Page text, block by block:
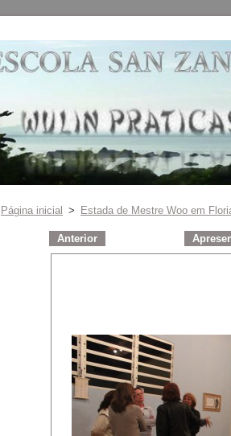
Página inicial > Estada de Mestre Woo em
Anterior